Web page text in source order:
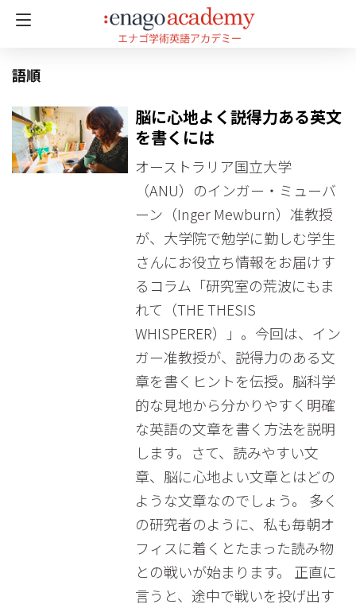
語順
脳に心地よく説得力ある英文
を書くには
オーストラリア国立大学
（ANU）のインガー・ミューバ
ーン（Inger Mewburn）准教授
が、大学院で勉学に勤しむ学生
さんにお役立ち情報をお届けす
るコラム「研究室の荒波にもま
れて（THE THESIS
WHISPERER）」。今回は、イン
ガー准教授が、説得力のある文
章を書くヒントを伝授。脳科学
的な見地から分かりやすく明確
な英語の文章を書く方法を説明
します。さて、読みやすい文
章、脳に心地よい文章とはどの
ような文章なのでしょう。 多く
の研究者のように、私も毎朝オ
フィスに着くとたまった読み物
との戦いが始まります。 正直に
言うと、途中で戦いを投げ出す